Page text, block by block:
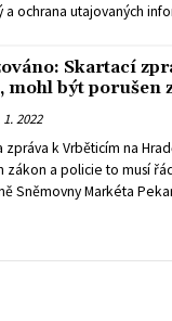
ochrana utajovaných
podle ní dorazil od
s platnou legislativou
rozhodně
a ta ho převzala bez
Skartací
mohl být porušen
1. 2022
zpráva k Vrběticím na
zákon a policie to musí
Sněmovny Markéta